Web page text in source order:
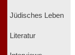
Jüdisches Leben
Literatur